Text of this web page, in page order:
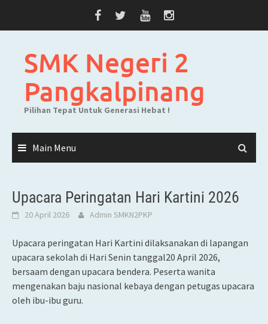
SMK Negeri 2
Pangkalpinang
Pilihan Tepat Untuk Generasi Hebat !
Main Menu
Upacara Peringatan Hari Kartini 2026
20 April 2026 Admin SMKN2PKP
Upacara peringatan Hari Kartini dilaksanakan di lapangan
upacara sekolah di Hari Senin tanggal20 April 2026,
bersaam dengan upacara bendera. Peserta wanita
mengenakan baju nasional kebaya dengan petugas upacara
oleh ibu-ibu guru.